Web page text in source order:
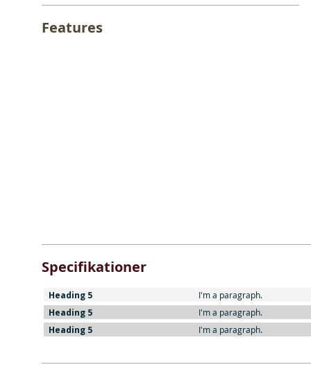
Features
Specifikationer
Heading 5 I'm a paragraph.
Heading 5 I'm a paragraph.
Heading 5 I'm a paragraph.